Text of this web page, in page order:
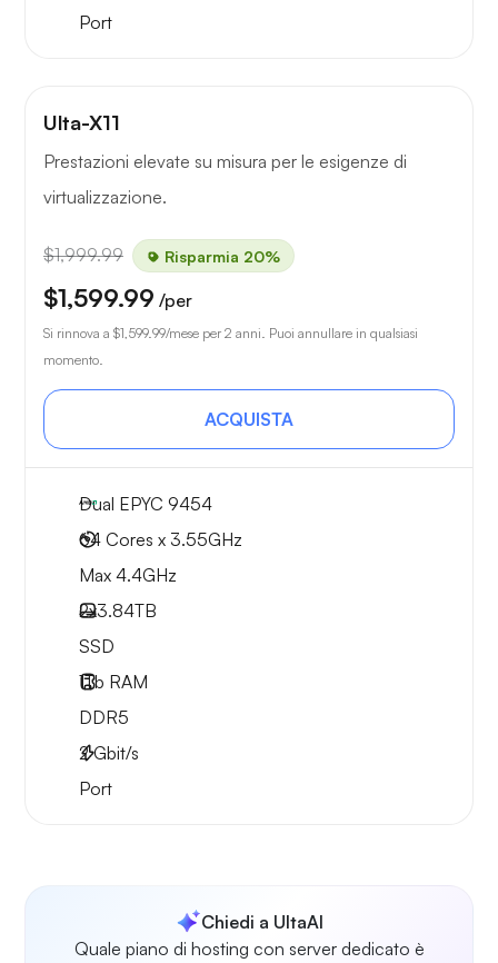
Port
Ulta-X11
Prestazioni elevate su misura per le esigenze di
virtualizzazione.
$1,999.99 Risparmia 20%
$1,599.99 /per
Si rinnova a $1,599.99/mese per 2 anni. Puoi annullare in qualsiasi
momento.
ACQUISTA
Dual EPYC 9454
64 Cores x 3.55GHz
Max 4.4GHz
2x3.84TB
SSD
1Tb RAM
DDR5
2Gbit/s
Port
Chiedi a UltaAI
Quale piano di hosting con server dedicato è